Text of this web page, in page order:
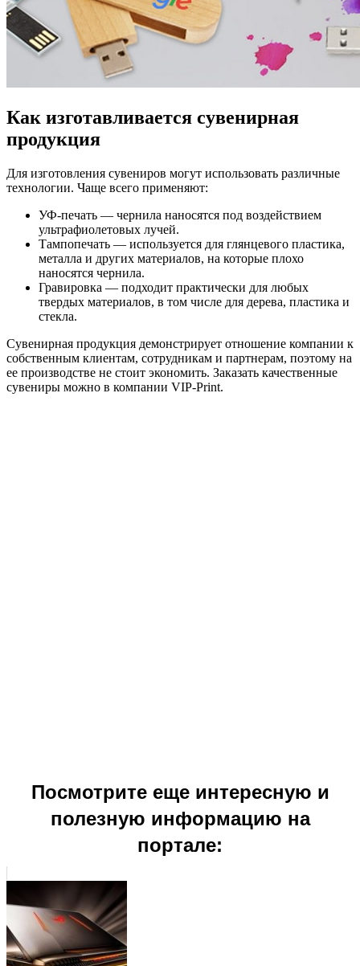
Как изготавливается сувенирная
продукция
Для изготовления сувениров могут использовать различные
технологии. Чаще всего применяют:
УФ-печать — чернила наносятся под воздействием
ультрафиолетовых лучей.
Тампопечать — используется для глянцевого пластика,
металла и других материалов, на которые плохо
наносятся чернила.
Гравировка — подходит практически для любых
твердых материалов, в том числе для дерева, пластика и
стекла.
Сувенирная продукция демонстрирует отношение компании к
собственным клиентам, сотрудникам и партнерам, поэтому на
ее производстве не стоит экономить. Заказать качественные
сувениры можно в компании VIP-Print.
Посмотрите еще интересную и
полезную информацию на
портале: